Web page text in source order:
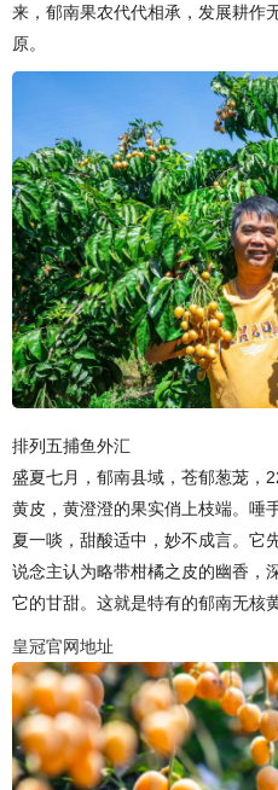
来，郁南果农代代相承，发展耕作
原。
排列五捕鱼外汇
盛夏七月，郁南县域，苍郁葱茏，
黄皮，黄澄澄的果实俏上枝端。唾
夏一啖，甜酸适中，妙不成言。它
说念主认为略带柑橘之皮的幽香，
它的甘甜。这就是特有的郁南无核
皇冠官网地址